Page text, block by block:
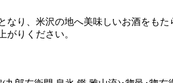
り、米沢の地へ美味しいお酒をもた
がりください。